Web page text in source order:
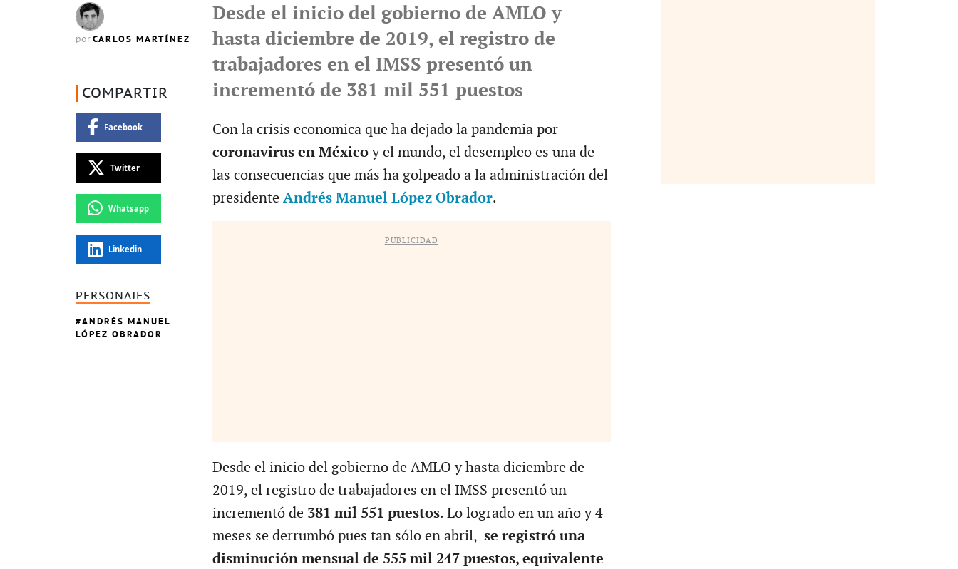
por CARLOS MARTÍNEZ
COMPARTIR
Facebook
Twitter
Whatsapp
Linkedin
PERSONAJES
ANDRÉS MANUEL
LÓPEZ OBRADOR
Desde el inicio del gobierno de AMLO y
hasta diciembre de 2019, el registro de
trabajadores en el IMSS presentó un
incrementó de 381 mil 551 puestos
Con la crisis economica que ha dejado la pandemia por
coronavirus en Méxicoy el mundo, el desempleo es una de
las consecuencias que más ha golpeado a la administración del
presidente Andrés Manuel López Obrador.
PUBLICIDAD
Desde el inicio del gobierno de AMLO y hasta diciembre de
2019, el registro de trabajadores en el IMSS presentó un
incrementó de 381 mil 551 puestos. Lo logrado en un año y 4
meses se derrumbó pues tan sólo en abril, se registró una
disminución mensual de 555 mil 247 puestos, equivalente